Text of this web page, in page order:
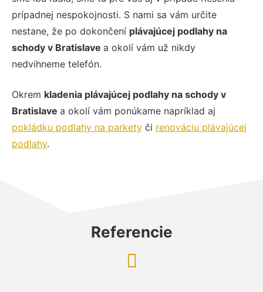
prípadnej nespokojnosti. S nami sa vám určite
nestane, že po dokončení plávajúcej podlahy na
schody v Bratislave a okolí vám už nikdy
nedvihneme telefón.
Okrem kladenia plávajúcej podlahy na schody v
Bratislave a okolí vám ponúkame napríklad aj
pokládku podlahy na parkety či renováciu plávajúcej
podlahy.
Referencie